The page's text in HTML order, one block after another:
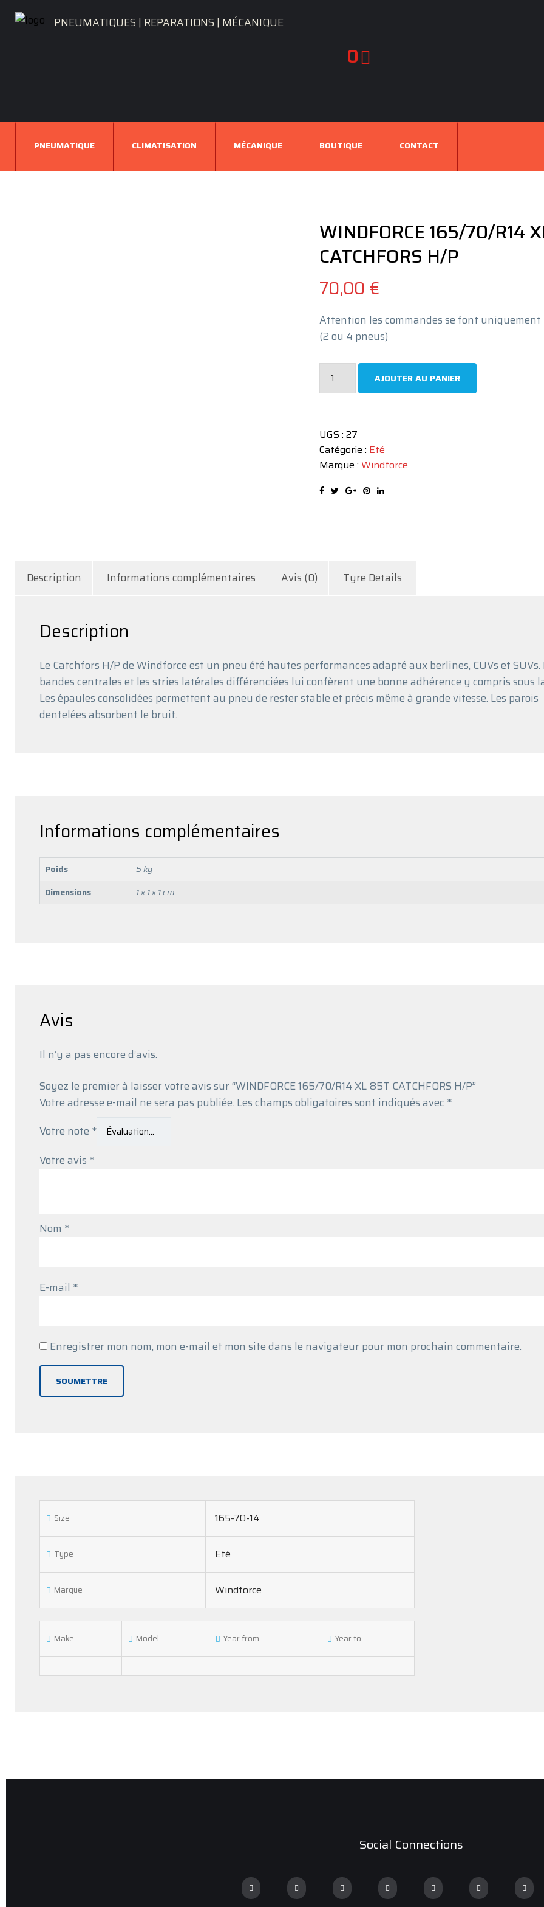
PNEUMATIQUES | REPARATIONS | MÉCANIQUE
0
PNEUMATIQUE CLIMATISATION MÉCANIQUE BOUTIQUE CONTACT
WINDFORCE 165/70/R14
CATCHFORS H/P
70,00 €
Attention les commandes se font uniquement
(2 ou 4 pneus)
quantité
XL
85T
CATCHFORS
H/P
AJOUTER AU PANIER
UGS : 27
Catégorie : Eté
Marque : Windforce
Description Informations complémentaires Avis (0) Tyre Details
Description
Le Catchfors H/P de Windforce est un pneu été hautes performances adapté aux berlines, CUVs et SUVs.
bandes centrales et les stries latérales différenciées lui confèrent une bonne adhérence y compris sous
Les épaules consolidées permettent au pneu de rester stable et précis même à grande vitesse. Les parois
dentelées absorbent le bruit.
Informations complémentaires
Poids
5 kg
Dimensions
1 × 1 × 1 cm
Avis
Il n’y a pas encore d’avis.
Soyez le premier à laisser votre avis sur “WINDFORCE 165/70/R14 XL 85T CATCHFORS H/P”
Votre adresse e-mail ne sera pas publiée. Les champs obligatoires sont indiqués avec *
Votre note *
Votre avis *
Nom *
E-mail *
Enregistrer mon nom, mon e-mail et mon site dans le navigateur pour mon prochain commentaire.
Size 165-70-14
Type Eté
Marque Windforce
Make Model Year from Year to
Social Connections